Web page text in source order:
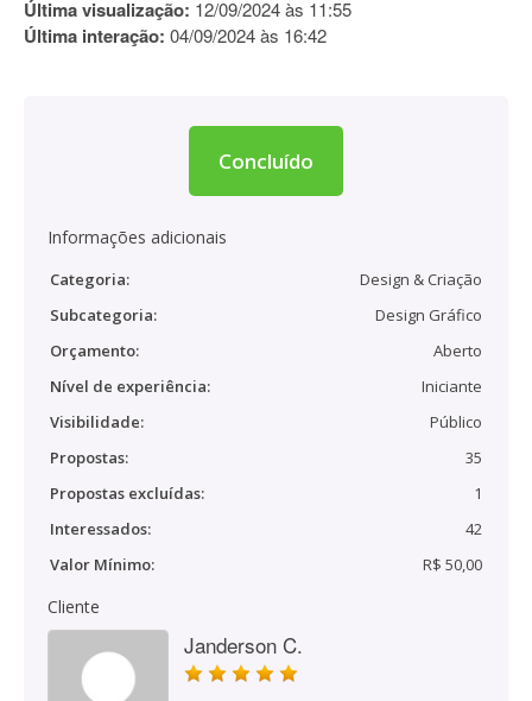
Última visualização: 12/09/2024 às 11:55
Última interação: 04/09/2024 às 16:42
Concluído
Informações adicionais
Categoria:
Design & Criação
Subcategoria:
Design Gráfico
Orçamento:
Aberto
Nível de experiência:
Iniciante
Visibilidade:
Público
Propostas:
35
Propostas excluídas:
1
Interessados:
42
Valor Mínimo:
R$ 50,00
Cliente
Janderson C.